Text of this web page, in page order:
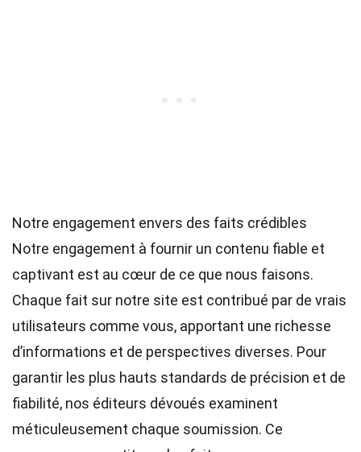
Notre engagement envers des faits crédibles
Notre engagement à fournir un contenu fiable et
captivant est au cœur de ce que nous faisons.
Chaque fait sur notre site est contribué par de vrais
utilisateurs comme vous, apportant une richesse
d’informations et de perspectives diverses. Pour
garantir les plus hauts standards de précision et de
fiabilité, nos éditeurs dévoués examinent
méticuleusement chaque soumission. Ce